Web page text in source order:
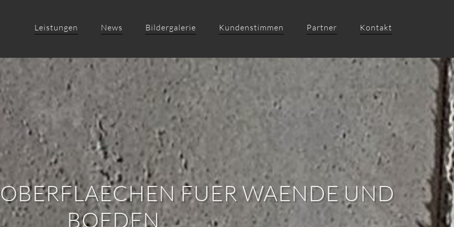
Leistungen News Bildergalerie Kundenstimmen Partner Kontakt
FUER WAENDE UND
BOEDEN